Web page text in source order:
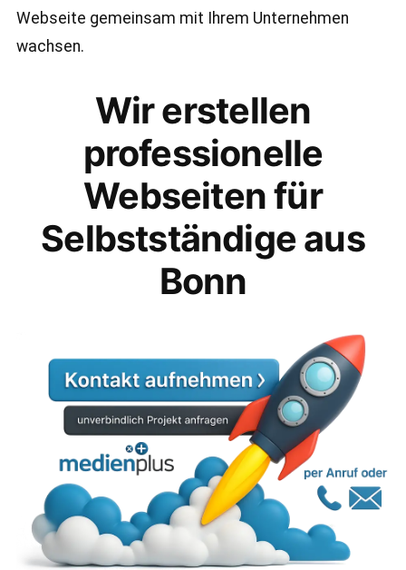
Webseite gemeinsam mit Ihrem Unternehmen
wachsen.
Wir erstellen
professionelle
Webseiten für
Selbstständige aus
Bonn